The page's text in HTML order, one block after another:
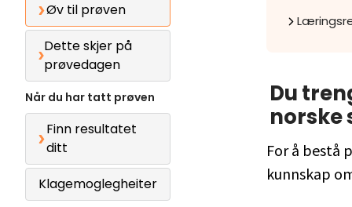
Du
norske
For å bestå
kunnskap
Øv til prøven
Dette skjer på
prøvedagen
Når du har tatt prøven
Finn resultatet
ditt
Klagemoglegheiter